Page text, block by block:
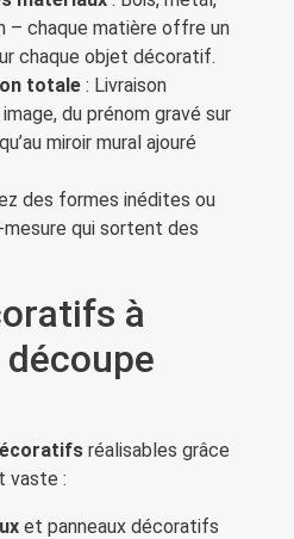
– chaque matière offre un
chaque objet décoratif.
totale : Livraison
du prénom gravé sur
miroir mural ajouré
des formes inédites ou
qui sortent des
à
réalisables grâce
vaste :
et panneaux décoratifs